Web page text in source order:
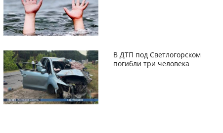
В ДТП под Светлогорском
погибли три человека